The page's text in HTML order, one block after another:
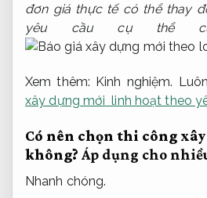
đơn giá thực tế có thể thay
yêu cầu cụ thể
Xem thêm: Kinh nghiệm.
xây dựng mới linh hoạt theo
Có nên chọn thi công
không? Áp dụng cho
Nhanh chóng.